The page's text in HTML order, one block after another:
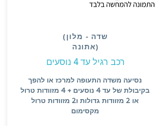
(שדה - מלון
(אתונה
רכב רגיל עד4 נוסעים
נסיעה משדה התעופה למרכז או להפך
בקיבולת של עד 4 נוסעים + 4 מזוודות טרול
או 2 מזוודות גדולות ו2 מזוודות טרול
מקסימום